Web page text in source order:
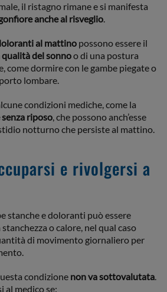
il ristagno rimane e si manifesta
anche al risveglio.
al mattino possono essere il
qualità del sonnoo di una postura
come dormire con le gambe piegate o
lombare.
condizioni mediche, come la
riposo, che possono anch’esse
notturno che persiste al mattino.
e rivolgersi a
stanche e doloranti può essere
o calore, nel qual caso
di movimento giornaliero per
condizione non va sottovalutata.
al medico se: